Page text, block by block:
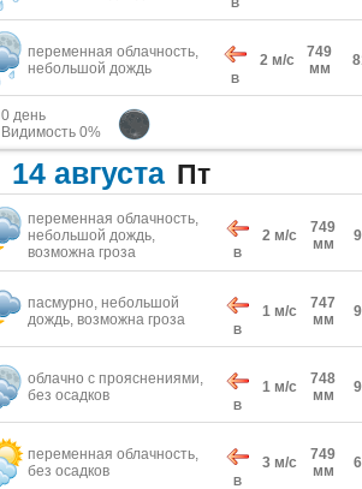
В
переменная облачность,
небольшой дождь
В
2 м/с
749
мм
0 день
Видимость 0%
14 августа Пт
переменная облачность,
небольшой дождь,
возможна гроза
В
2 м/с
749
мм
пасмурно, небольшой
дождь, возможна гроза
В
1 м/с
747
мм
облачно с прояснениями,
без осадков
В
1 м/с
748
мм
переменная облачность,
без осадков
В
3 м/с
749
мм